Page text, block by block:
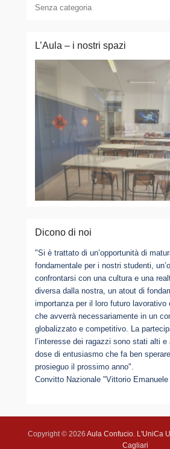
Senza categoria
L’Aula – i nostri spazi
Dicono di noi
"Si è trattato di un’opportunità di
fondamentale per i nostri studenti,
confrontarsi con una cultura e una
diversa dalla nostra, un atout di
importanza per il loro futuro lavorativo
che avverrà necessariamente in un
globalizzato e competitivo. La
l’interesse dei ragazzi sono stati alti
dose di entusiasmo che fa ben
prosieguo il prossimo anno".
Convitto Nazionale "Vittorio Emanuele
Copyright © 2026 Aula Confucio. L'UniCa
Cagliari